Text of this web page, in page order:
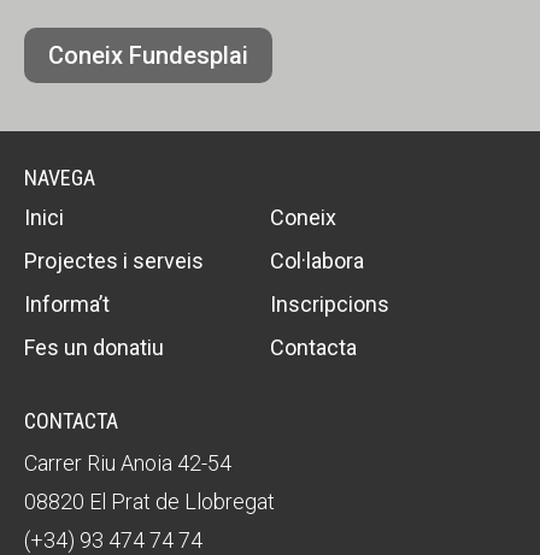
Coneix Fundesplai
NAVEGA
Inici
Coneix
Projectes i serveis
Col·labora
Informa’t
Inscripcions
Fes un donatiu
Contacta
CONTACTA
Carrer Riu Anoia 42-54
08820 El Prat de Llobregat
(+34) 93 474 74 74